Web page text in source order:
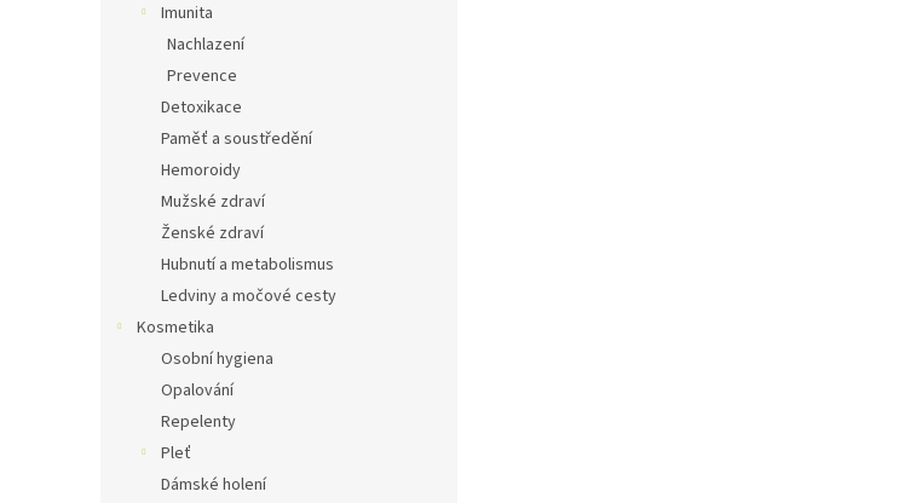
Imunita
Nachlazení
Prevence
Detoxikace
Paměť a soustředění
Hemoroidy
Mužské zdraví
Ženské zdraví
Hubnutí a metabolismus
Ledviny a močové cesty
Kosmetika
Osobní hygiena
Opalování
Repelenty
Pleť
Dámské holení